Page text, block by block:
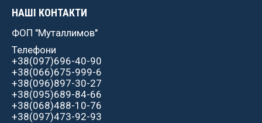
НАШІ КОНТАКТИ
ФОП "Муталлимов"
Телефони
+38(097)696-40-90
+38(066)675-999-6
+38(096)897-30-27
+38(095)689-84-66
+38(068)488-10-76
+38(097)473-92-93